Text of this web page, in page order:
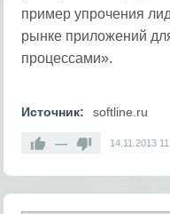
пример упрочения
рынке приложений
процессами».
Источник: softline.ru
— 14.11.2013